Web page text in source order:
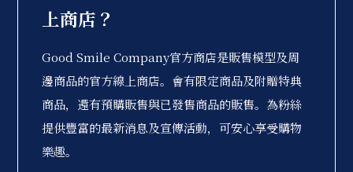
上商店？
Good Smile Company官方商店是販售模型及周
邊商品的官方線上商店。會有限定商品及附贈特典
商品，還有預購販售與已發售商品的販售。為粉絲
提供豐富的最新消息及宣傳活動，可安心享受購物
樂趣。